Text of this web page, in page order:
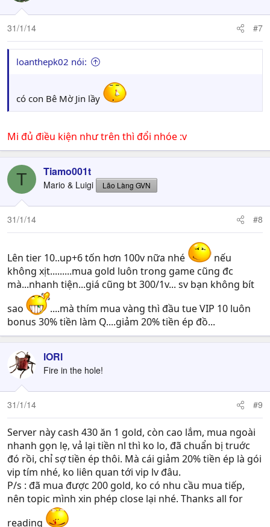
31/1/14 #7
loanthepk02 nói:
có con Bê Mờ Jin lầy
Mi đủ điều kiện như trên thì đổi nhóe :v
T Tiamo001t
Mario & Luigi Lão Làng GVN
31/1/14 #8
Lên tier 10..up+6 tốn hơn 100v nữa nhé
nếu
không xịt.........mua gold luôn trong game cũng đc
mà...nhanh tiện...giá cũng bt 300/1v... sv bạn không bít
sao
....mà thím mua vàng thì đầu tue VIP 10 luôn
bonus 30% tiền làm Q....giảm 20% tiền ép đồ...
lORl
Fire in the hole!
31/1/14 #9
Server này cash 430 ăn 1 gold, còn cao lắm, mua ngoài
nhanh gọn lẹ, vả lại tiền nl thì ko lo, đã chuẩn bị truớc
đó rồi, chỉ sợ tiền ép thôi. Mà cái giảm 20% tiền ép là gói
vip tím nhé, ko liên quan tới vip lv đâu.
P/s : đã mua được 200 gold, ko có nhu cầu mua tiếp,
nên topic mình xin phép close lại nhé. Thanks all for
reading